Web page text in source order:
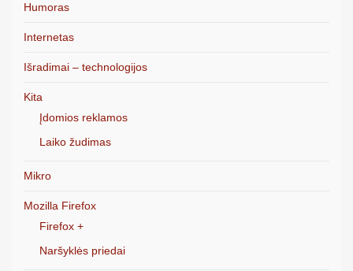
Humoras
Internetas
Išradimai – technologijos
Kita
Įdomios reklamos
Laiko žudimas
Mikro
Mozilla Firefox
Firefox +
Naršyklės priedai